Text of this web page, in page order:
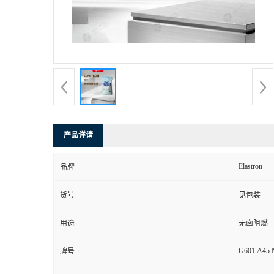
产品详请
品牌 Elastron
货号 见包装
用途 无卤阻燃
牌号